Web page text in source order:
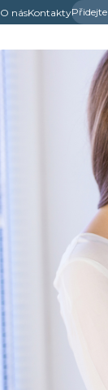
O násKontakty